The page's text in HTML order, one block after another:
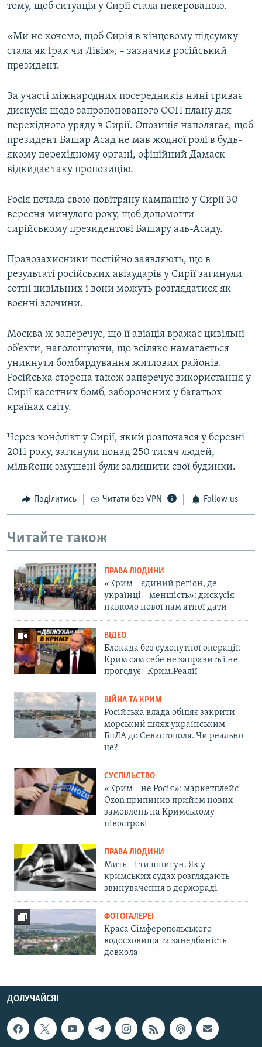
тому, щоб ситуація у Сирії стала некерованою.
«Ми не хочемо, щоб Сирія в кінцевому підсумку
стала як Ірак чи Лівія», – зазначив російський
президент.
За участі міжнародних посередників нині триває
дискусія щодо запропонованого ООН плану для
перехідного уряду в Сирії. Опозиція наполягає, щоб
президент Башар Асад не мав жодної ролі в будь-
якому перехідному органі, офіційний Дамаск
відкидає таку пропозицію.
Росія почала свою повітряну кампанію у Сирії 30
вересня минулого року, щоб допомогти
сирійському президентові Башару аль-Асаду.
Правозахисники постійно заявляють, що в
результаті російських авіаударів у Сирії загинули
сотні цивільних і вони можуть розглядатися як
воєнні злочини.
Москва ж заперечує, що її авіація вражає цивільні
об’єкти, наголошуючи, що всіляко намагається
уникнути бомбардування житлових районів.
Російська сторона також заперечує використання у
Сирії касетних бомб, заборонених у багатьох
країнах світу.
Через конфлікт у Сирії, який розпочався у березні
2011 року, загинули понад 250 тисяч людей,
мільйони змушені були залишити свої будинки.
Поділитись Читати без VPN Follow us
Читайте також
ПРАВА ЛЮДИНИ
«Крим – єдиний регіон, де
українці – меншість»: дискусія
навколо нової пам'ятної дати
ВІДЕО
Блокада без сухопутної операції:
Крим сам себе не заправить і не
прогодує | Крим.Реалії
ВІЙНА ТА КРИМ
Російська влада обіцяє закрити
морський шлях українським
БпЛА до Севастополя. Чи реально
це?
СУСПІЛЬСТВО
«Крим – не Росія»: маркетплейс
Ozon припинив прийом нових
замовлень на Кримському
півострові
ПРАВА ЛЮДИНИ
Мить – і ти шпигун. Як у
кримських судах розглядають
звинувачення в держзраді
ФОТОГАЛЕРЕЇ
Краса Сімферопольського
водосховища та занедбаність
довкола
ДОЛУЧАЙСЯ!